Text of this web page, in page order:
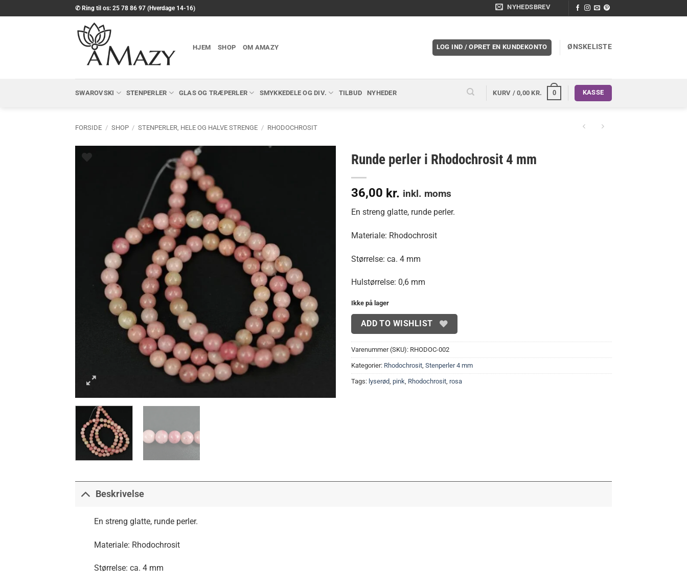
til
✆ Ring til os: 25 78 86 97 (Hverdage 14-16) NYHEDSBREV
HJEM SHOP OM AMAZY LOG IND / OPRET EN KUNDEKONTO ØNSKELISTE
SWAROVSKI STENPERLER GLAS OG TRÆPERLER SMYKKEDELE OG DIV. TILBUD NYHEDER KURV /0,00KR. 0 KASSE
FORSIDE / SHOP / STENPERLER, HELE OG HALVE STRENGE / RHODOCHROSIT
Runde perler i Rhodochrosit 4 mm
36,00 kr. inkl. moms
En streng glatte, runde perler.
Materiale: Rhodochrosit
Størrelse: ca. 4 mm
Hulstørrelse: 0,6 mm
Ikke på lager
ADD TO WISHLIST
Varenummer (SKU): RHODOC-002
Kategorier: Rhodochrosit, Stenperler 4 mm
Tags: lyserød, pink, Rhodochrosit, rosa
Beskrivelse
En streng glatte, runde perler.
Materiale: Rhodochrosit
Størrelse: ca. 4 mm